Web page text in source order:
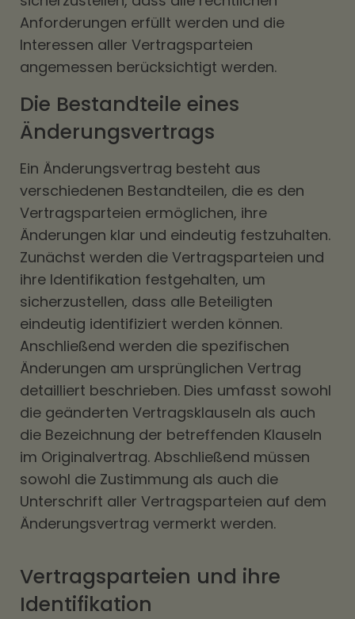
Anforderungen erfüllt werden und die
Interessen aller Vertragsparteien
angemessen berücksichtigt werden.
Die Bestandteile eines
Änderungsvertrags
Ein Änderungsvertrag besteht aus
verschiedenen Bestandteilen, die es den
Vertragsparteien ermöglichen, ihre
Änderungen klar und eindeutig festzuhalten.
Zunächst werden die Vertragsparteien und
ihre Identifikation festgehalten, um
sicherzustellen, dass alle Beteiligten
eindeutig identifiziert werden können.
Anschließend werden die spezifischen
Änderungen am ursprünglichen Vertrag
detailliert beschrieben. Dies umfasst sowohl
die geänderten Vertragsklauseln als auch
die Bezeichnung der betreffenden Klauseln
im Originalvertrag. Abschließend müssen
sowohl die Zustimmung als auch die
Unterschrift aller Vertragsparteien auf dem
Änderungsvertrag vermerkt werden.
Vertragsparteien und ihre
Identifikation